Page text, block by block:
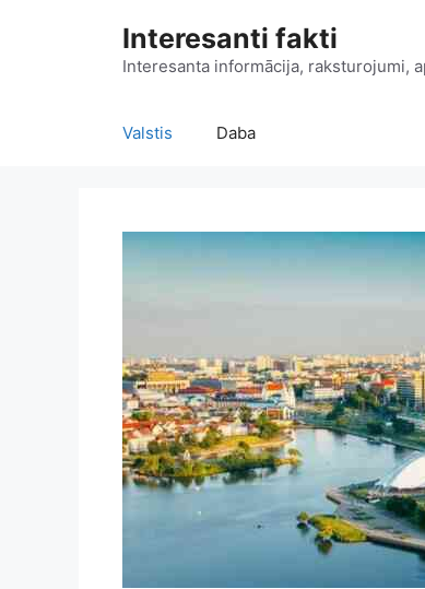
Interesanti fakti
Interesanta informācija, raksturojumi,
Valstis Daba